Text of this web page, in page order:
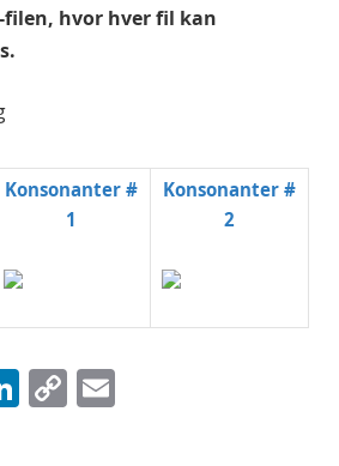
filen, hvor hver fil kan
Konsonanter #
1
Konsonanter #
2
LinkedIn
Copy